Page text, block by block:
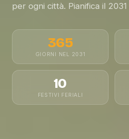
per ogni città. Pianifica il 2031
365
GIORNI NEL 2031
10
FESTIVI FERIALI